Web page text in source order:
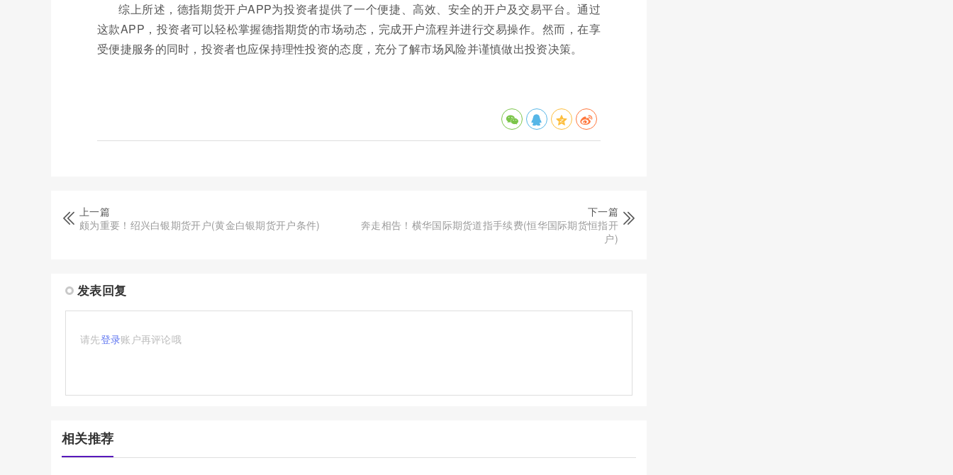
综上所述，德指期货开户APP为投资者提供了一个便捷、高效、安全的开户及交易平台。通过
这款APP，投资者可以轻松掌握德指期货的市场动态，完成开户流程并进行交易操作。然而，在享
受便捷服务的同时，投资者也应保持理性投资的态度，充分了解市场风险并谨慎做出投资决策。
上一篇
颇为重要！绍兴白银期货开户(黄金白银期货开户条件)
下一篇
奔走相告！横华国际期货道指手续费(恒华国际期货恒指开
户)
发表回复
请先登录账户再评论哦
相关推荐